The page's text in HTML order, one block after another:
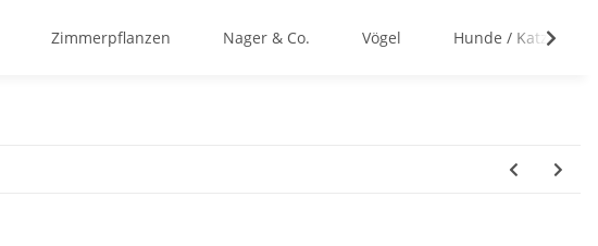
Zimmerpflanzen Nager & Co. Vögel Hunde / Katzen